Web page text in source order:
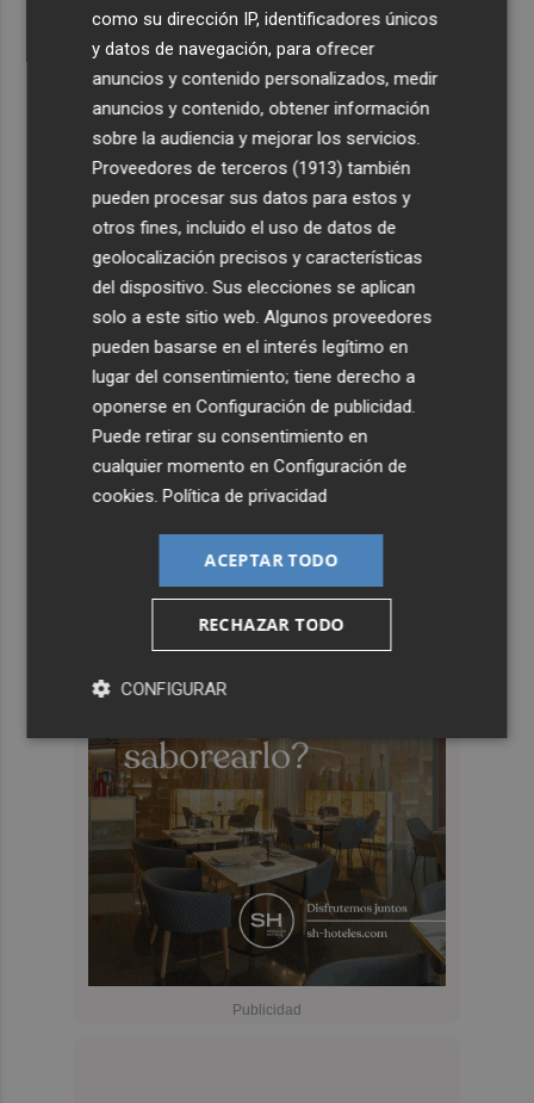
como su dirección IP, identificadores únicos
y datos de navegación, para ofrecer
anuncios y contenido personalizados, medir
anuncios y contenido, obtener información
sobre la audiencia y mejorar los servicios.
Proveedores de terceros (1913) también
pueden procesar sus datos para estos y
otros fines, incluido el uso de datos de
geolocalización precisos y características
del dispositivo. Sus elecciones se aplican
solo a este sitio web. Algunos proveedores
pueden basarse en el interés legítimo en
lugar del consentimiento; tiene derecho a
oponerse enConfiguración de publicidad
Puede retirar su consentimiento en
cualquier momento enConfiguración de
cookies .Política de privacidad
ACEPTAR TODO
RECHAZAR TODO
CONFIGURAR